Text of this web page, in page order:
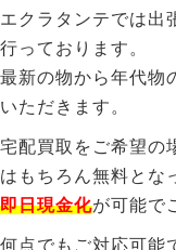
エクラタンテでは出
行っております。
最新の物から年代物
いただきます。
宅配買取をご希望の
はもちろん無料とな
即日現金化が可能で
何点でもご対応可能